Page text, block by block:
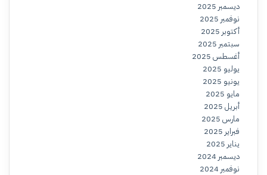
ديسمبر 2025
نوفمبر 2025
أكتوبر 2025
سبتمبر 2025
أغسطس 2025
يوليو 2025
يونيو 2025
مايو 2025
أبريل 2025
مارس 2025
فبراير 2025
يناير 2025
ديسمبر 2024
نوفمبر 2024